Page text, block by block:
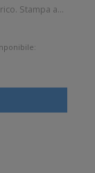
Stampa a